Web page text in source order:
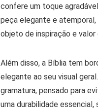
confere um toque
peça elegante e atemporal,
objeto de inspiração e
Além disso, a Bíblia tem
elegante ao seu visual
gramatura, pensado para
uma durabilidade